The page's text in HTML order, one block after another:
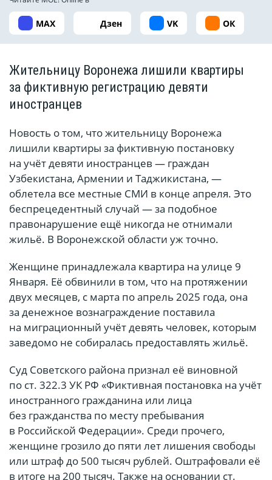
MAX Дзен VK ОК
Жительницу Воронежа лишили квартиры
за фиктивную регистрацию девяти
иностранцев
Новость о том, что жительницу Воронежа
лишили квартиры за фиктивную постановку
на учёт девяти иностранцев — граждан
Узбекистана, Армении и Таджикистана, —
облетела все местные СМИ в конце апреля. Это
беспрецедентный случай — за подобное
правонарушение ещё никогда не отнимали
жильё. В Воронежской области уж точно.
Женщине принадлежала квартира на улице 9
Января. Её обвинили в том, что на протяжении
двух месяцев, с марта по апрель 2025 года, она
за денежное вознаграждение поставила
на миграционный учёт девять человек, которым
заведомо не собиралась предоставлять жильё.
Суд Советского района признал её виновной
по ст. 322.3 УК РФ «Фиктивная постановка на учёт
иностранного гражданина или лица
без гражданства по месту пребывания
в Российской Федерации». Среди прочего,
женщине грозило до пяти лет лишения свободы
или штраф до 500 тысяч рублей. Оштрафовали её
в итоге на 200 тысяч. Также на основании ст.